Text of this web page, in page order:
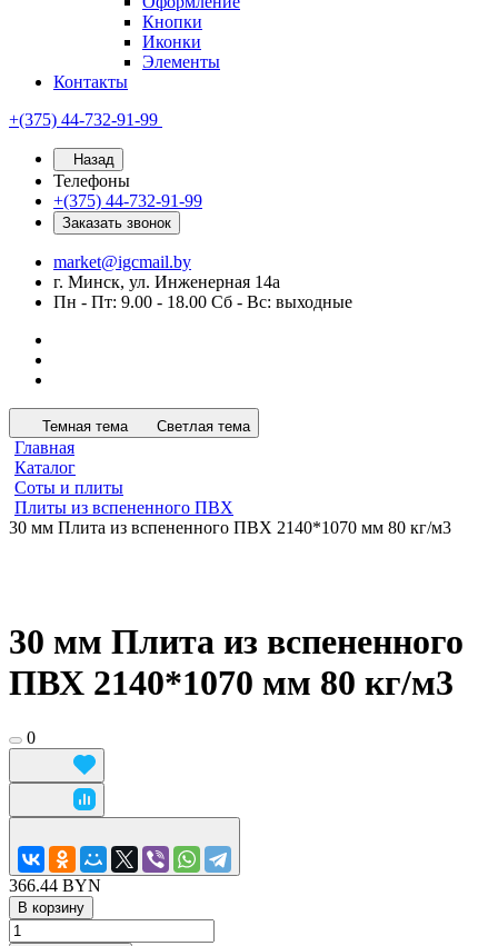
Кнопки
Иконки
Элементы
Контакты
+(375) 44-732-91-99
Назад
Телефоны
+(375) 44-732-91-99
Заказать звонок
market@igcmail.by
г. Минск, ул. Инженерная 14а
Пн - Пт: 9.00 - 18.00 Сб - Вс: выходные
Темная тема Светлая тема
Главная
Каталог
Соты и плиты
Плиты из вспененного ПВХ
30 мм Плита из вспененного ПВХ 2140*1070 мм 80 кг/м3
30 мм Плита из вспененного
ПВХ 2140*1070 мм 80 кг/м3
0
366.44 BYN
В корзину